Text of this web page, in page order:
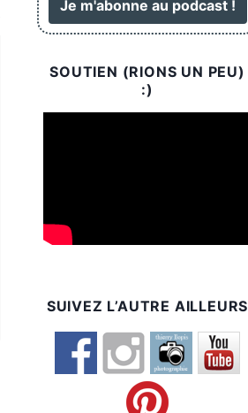
SOUTIEN (RIONS UN PEU)
:)
SUIVEZ L’AUTRE AILLEURS